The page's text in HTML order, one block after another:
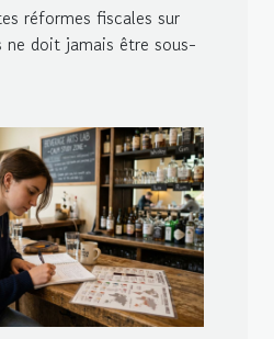
en 2026
réformes fiscales sur
ne doit jamais être sous-